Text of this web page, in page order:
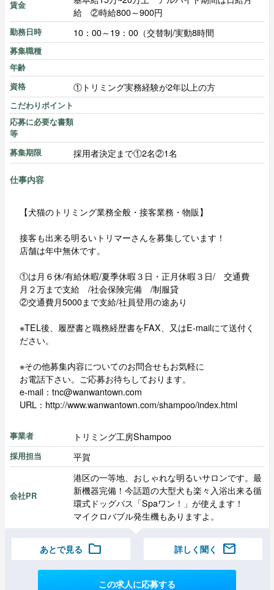
賃金
給 ②時給800～900円
勤務日時 10：00～19：00（交替制/実動8時間
募集職種
年齢
資格
①トリミング実務経験が2年以上の方
こだわりポイント
応募に必要な書類
等
募集期限
採用者決定まで①2名②1名
仕事内容
【犬猫のトリミング業務全般・接客業務・物販】
接客も出来る明るいトリマーさんを募集しています！
店舗は年中無休です。
①は月６休/有給休暇/夏季休暇３日・正月休暇３日/ 交通費
月２万まで支給 /社会保険完備 /制服貸
②交通費月5000まで支給/社員登用の途あり
※TEL後、履歴書と職務経歴書をFAX、又はE-mailにて送付く
ださい。
※その他募集内容についてのお問合せもお気軽に
お電話下さい。ご応募お待ちしております。
e-mail：tnc@wanwantown.com
URL：http://www.wanwantown.com/shampoo/index.html
事業者 トリミング工房Shampoo
採用担当 平賀
会社PR
港区の一等地、おしゃれな明るいサロンです。最
新機器完備！今話題の大型犬も楽々入浴出来る循
環式ドッグバス「Spaワン！」が使えます！
マイクロバブル発生機もありますよ。
あとで見る folder 詳しく聞く mail
この求人に応募する